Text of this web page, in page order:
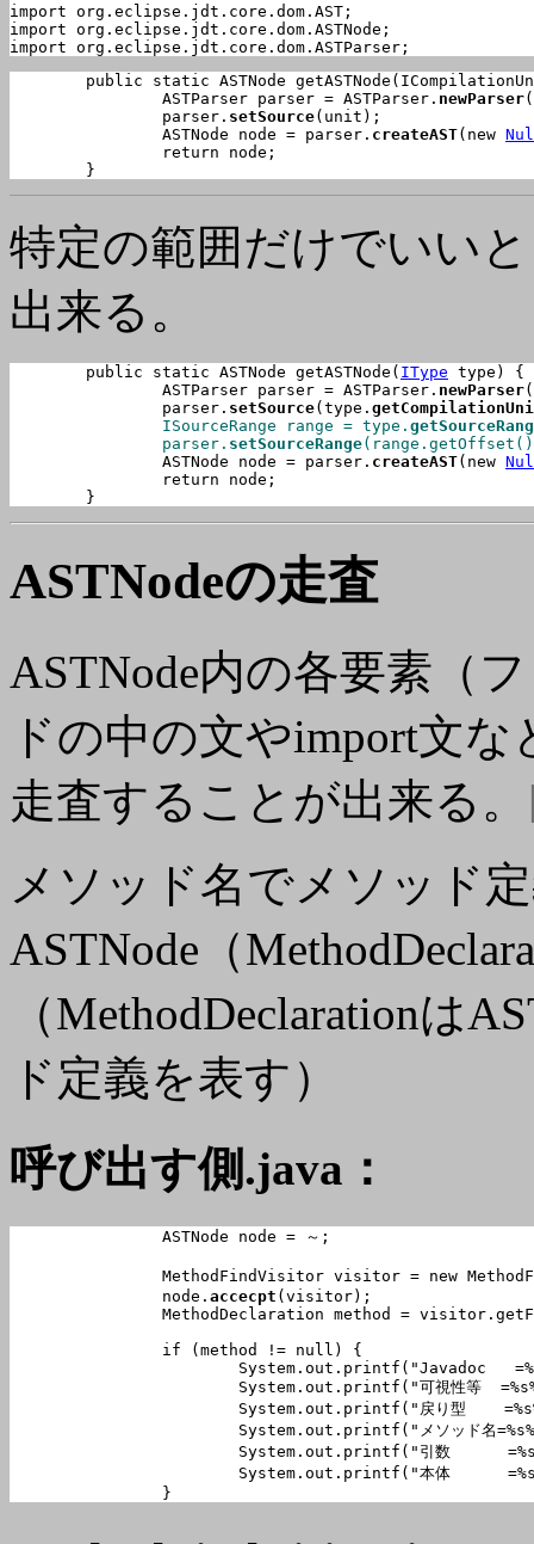
import org.eclipse.jdt.core.dom.AST;
import org.eclipse.jdt.core.dom.ASTNode;
import org.eclipse.jdt.core.dom.ASTParser;
		ASTParser parser = ASTParser.
newParser
		parser.
setSource(unit);
		ASTNode node = parser.
createAST(new
	}
特定の範囲だけでいい
出来る。
	public static ASTNode getASTNode(
IType type) {
		ASTParser parser = ASTParser.
newParser
		parser.
setSource(type.
		ISourceRange range = type.
		parser.
setSourceRange
ASTNode node = parser. createAST(new
	}
ASTNodeの走査
ASTNode内の各要素（
ドの中の文やimport文
走査することが出来る。
メソッド名でメソッド
ASTNode（
（MethodDeclarationは
ド定義を表す）
呼び出す側.java：
		node.
accecpt (visitor);
System.out.printf("Javadoc
System.out.printf("可視性等
System.out.printf("戻り型
System.out.printf("メソッド名
System.out.printf("引数
System.out.printf("本体
		}